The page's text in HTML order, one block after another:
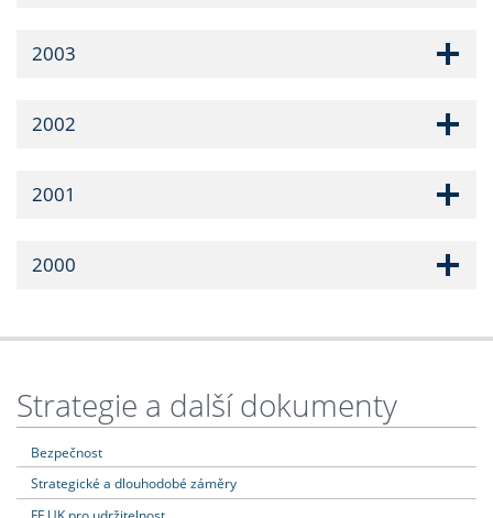
2003
2002
2001
2000
Strategie a další dokumenty
Bezpečnost
Strategické a dlouhodobé záměry